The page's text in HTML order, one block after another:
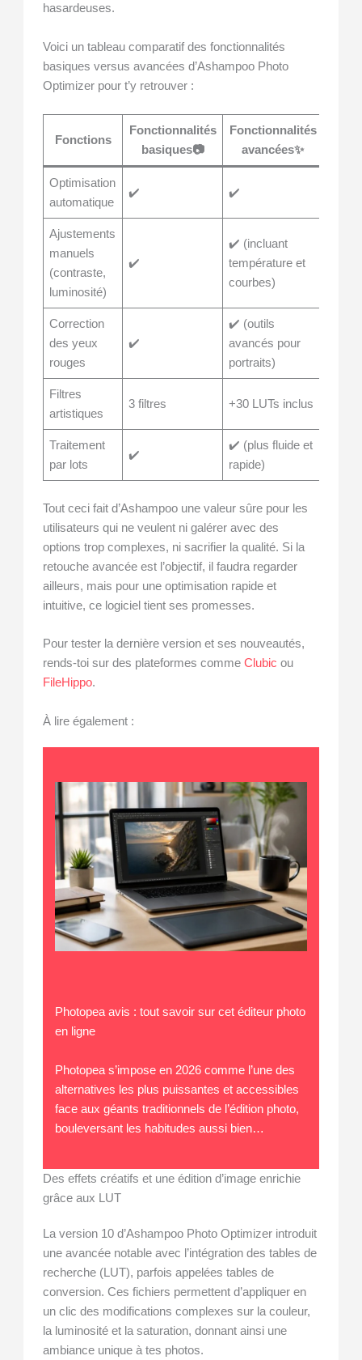
hasardeuses.
Voici un tableau comparatif des fonctionnalités
basiques versus avancées d’Ashampoo Photo
Optimizer pour t’y retrouver :
Fonctions
Fonctionnalités
basiques📷
Fonctionnalités
avancées✨
Optimisation
automatique
✔️ ✔️
Ajustements
manuels
(contraste,
luminosité)
✔️
✔️ (incluant
température et
courbes)
Correction
des yeux
rouges
✔️
✔️ (outils
avancés pour
portraits)
Filtres
artistiques
3 filtres +30 LUTs inclus
Traitement
par lots
✔️
✔️ (plus fluide et
rapide)
Tout ceci fait d’Ashampoo une valeur sûre pour les
utilisateurs qui ne veulent ni galérer avec des
options trop complexes, ni sacrifier la qualité. Si la
retouche avancée est l’objectif, il faudra regarder
ailleurs, mais pour une optimisation rapide et
intuitive, ce logiciel tient ses promesses.
Pour tester la dernière version et ses nouveautés,
rends-toi sur des plateformes commeClubic ou
FileHippo.
À lire également :
Photopea avis : tout savoir sur cet éditeur photo
en ligne
Photopea s’impose en 2026 comme l’une des
alternatives les plus puissantes et accessibles
face aux géants traditionnels de l’édition photo,
bouleversant les habitudes aussi bien…
Des effets créatifs et une édition d’image enrichie
grâce aux LUT
La version 10 d’Ashampoo Photo Optimizer introduit
une avancée notable avec l’intégration des tables de
recherche (LUT), parfois appelées tables de
conversion. Ces fichiers permettent d’appliquer en
un clic des modifications complexes sur la couleur,
la luminosité et la saturation, donnant ainsi une
ambiance unique à tes photos.